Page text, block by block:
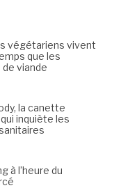
végétariens vivent
que les
viande
la canette
inquiète les
à l’heure du